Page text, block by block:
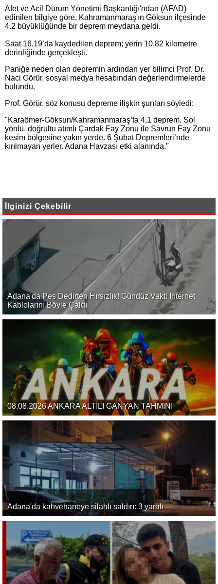
Afet ve Acil Durum Yönetimi Başkanlığı'ndan (AFAD)
edinilen bilgiye göre, Kahramanmaraş'ın Göksun ilçesinde
4.2 büyüklüğünde bir deprem meydana geldi.
Saat 16.19’da kaydedilen deprem; yerin 10,82 kilometre
derinliğinde gerçekleşti.
Paniğe neden olan depremin ardından yer bilimci Prof. Dr.
Naci Görür, sosyal medya hesabından değerlendirmelerde
bulundu.
Prof. Görür, söz konusu depreme ilişkin şunları söyledi:
"Karaömer-Göksun/Kahramanmaraş’ta 4,1 deprem. Sol
yönlü, doğrultu atımlı Çardak Fay Zonu ile Savrun Fay Zonu
kesim bölgesine yakın yerde. 6 Şubat Depremleri’nde
kırılmayan yerler. Adana Havzası etki alanında."
İlginizi Çekebilir
Adana'da Pes Dedirten Hırsızlık! Gündüz Vakti İnternet
Kablolarını Böyle Çaldı
08.08.2026 ANKARA ALTILI GANYAN TAHMİNİ
Adana'da kahvehaneye silahlı saldırı: 3 yaralı